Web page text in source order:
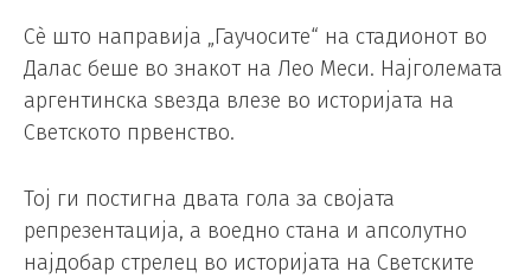
Сè што направија „Гаучосите“ на стадионот во
Далас беше во знакот на Лео Меси. Најголемата
аргентинска ѕвезда влезе во историјата на
Светското првенство.
Тој ги постигна двата гола за својата
репрезентација, а воедно стана и апсолутно
најдобар стрелец во историјата на Светските